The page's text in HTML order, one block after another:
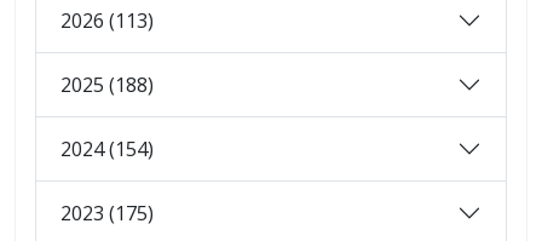
2026 (113)
2025 (188)
2024 (154)
2023 (175)